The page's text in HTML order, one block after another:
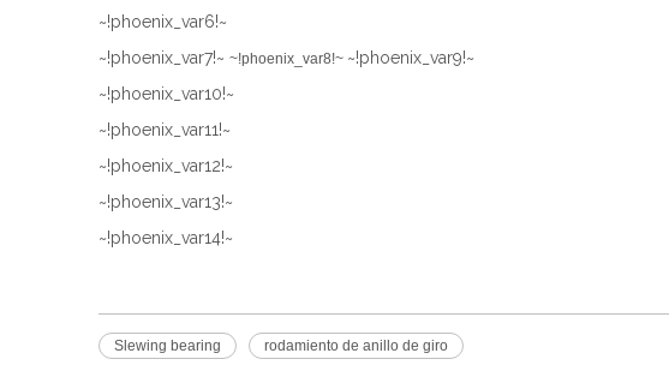
~!phoenix_var6!~
~!phoenix_var7!~ ~!phoenix_var8!~ ~!phoenix_var9!~
~!phoenix_var10!~
~!phoenix_var11!~
~!phoenix_var12!~
~!phoenix_var13!~
~!phoenix_var14!~
Slewing bearing rodamiento de anillo de giro